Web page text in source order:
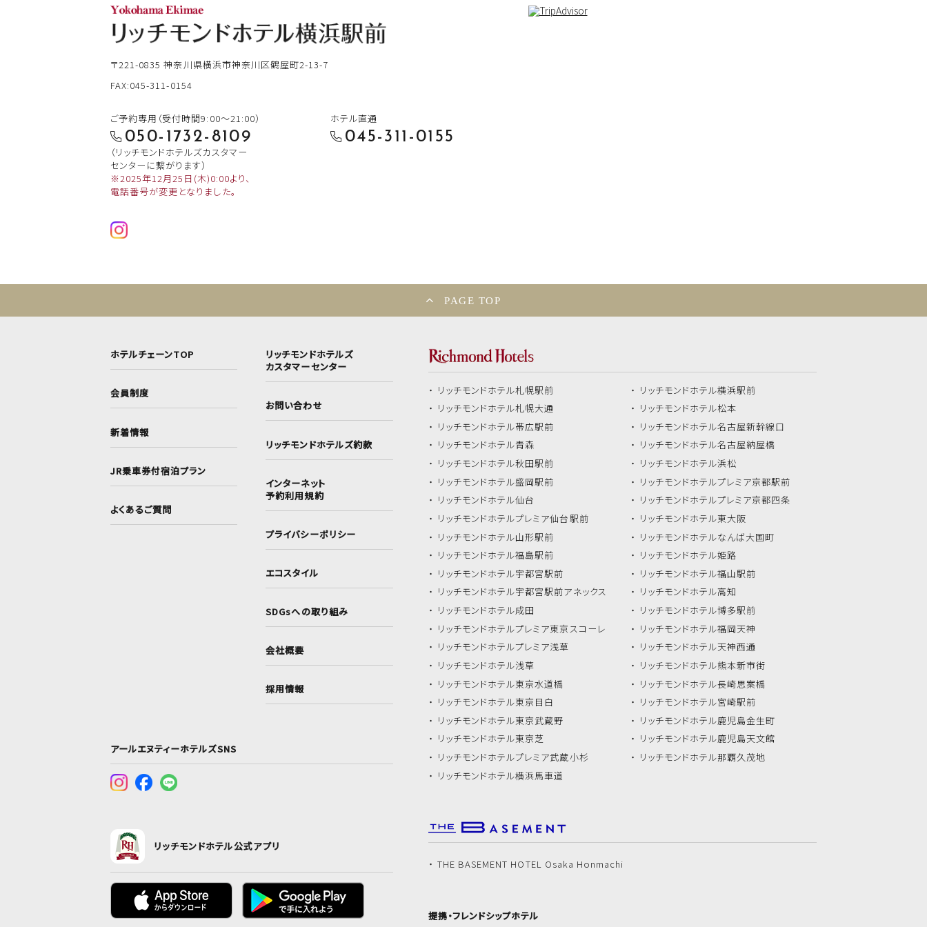
〒221-0835神奈川県横浜市神奈川区鶴屋町2-13-7
FAX:045-311-0154
ご予約専用（受付時間9:00～21:00）
050-1732-8109
（リッチモンドホテルズカスタマー
センターに繋がります）
※2025年12月25日(木)0:00より、
電話番号が変更となりました。
ホテル直通
045-311-0155
PAGE TOP
ホテルチェーンTOP
会員制度
新着情報
JR乗車券付宿泊プラン
よくあるご質問
リッチモンドホテルズ
カスタマーセンター
お問い合わせ
リッチモンドホテルズ約款
インターネット
予約利用規約
プライバシーポリシー
エコスタイル
SDGsへの取り組み
会社概要
採用情報
アールエヌティーホテルズSNS
リッチモンドホテル公式アプリ
リッチモンドホテル札幌駅前
リッチモンドホテル札幌大通
リッチモンドホテル帯広駅前
リッチモンドホテル青森
リッチモンドホテル秋田駅前
リッチモンドホテル盛岡駅前
リッチモンドホテル仙台
リッチモンドホテルプレミア仙台駅前
リッチモンドホテル山形駅前
リッチモンドホテル福島駅前
リッチモンドホテル宇都宮駅前
リッチモンドホテル宇都宮駅前アネックス
リッチモンドホテル成田
リッチモンドホテルプレミア東京スコーレ
リッチモンドホテルプレミア浅草
リッチモンドホテル浅草
リッチモンドホテル東京水道橋
リッチモンドホテル東京目白
リッチモンドホテル東京武蔵野
リッチモンドホテル東京芝
リッチモンドホテルプレミア武蔵小杉
リッチモンドホテル横浜馬車道
リッチモンドホテル横浜駅前
リッチモンドホテル松本
リッチモンドホテル名古屋新幹線口
リッチモンドホテル名古屋納屋橋
リッチモンドホテル浜松
リッチモンドホテルプレミア京都駅前
リッチモンドホテルプレミア京都四条
リッチモンドホテル東大阪
リッチモンドホテルなんば大国町
リッチモンドホテル姫路
リッチモンドホテル福山駅前
リッチモンドホテル高知
リッチモンドホテル博多駅前
リッチモンドホテル福岡天神
リッチモンドホテル天神西通
リッチモンドホテル熊本新市街
リッチモンドホテル長崎思案橋
リッチモンドホテル宮崎駅前
リッチモンドホテル鹿児島金生町
リッチモンドホテル鹿児島天文館
リッチモンドホテル那覇久茂地
THE BASEMENT HOTEL Osaka Honmachi
提携・フレンドシップホテル